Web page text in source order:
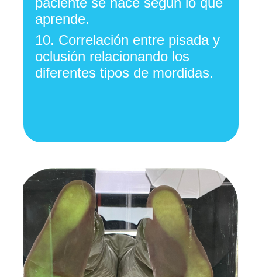
aprende.
10. Correlación entre pisada y
oclusión relacionando los
diferentes tipos de mordidas.